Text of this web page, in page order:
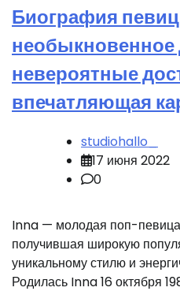
Биография
необыкновенное
невероятные
впечатляющая
studiohallo_
17 июня 2022
0
Inna — молодая поп-певица
получившая широкую
уникальному стилю и
Родилась Inna 16 октября